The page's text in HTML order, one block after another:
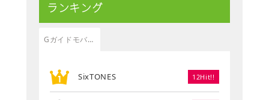
ランキング
Gガイドモバイル
SixTONES 12Hit!!